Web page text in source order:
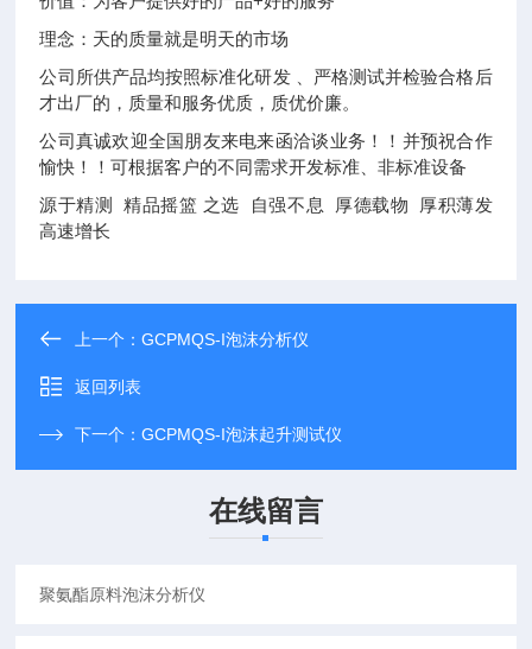
理念：天的质量就是明天的市场
公司所供产品均按照标准化研发 、严格测试并检验合格后
才出厂的，质量和服务优质，质优价廉。
公司真诚欢迎全国朋友来电来函洽谈业务！！并预祝合作
愉快！！可根据客户的不同需求开发标准、非标准设备
源于精测 精品摇篮 之选 自强不息 厚德载物 厚积薄发
高速增长
上一个：GCPMQS-I泡沫分析仪
返回列表
下一个：GCPMQS-I泡沫起升测试仪
在线留言